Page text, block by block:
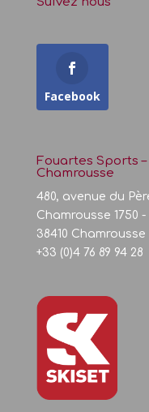
Facebook
Fouartes Sports
Chamrousse
480, avenue du
Chamrousse 1750
38410 Chamrousse
+33 (0)4 76 89 94 28